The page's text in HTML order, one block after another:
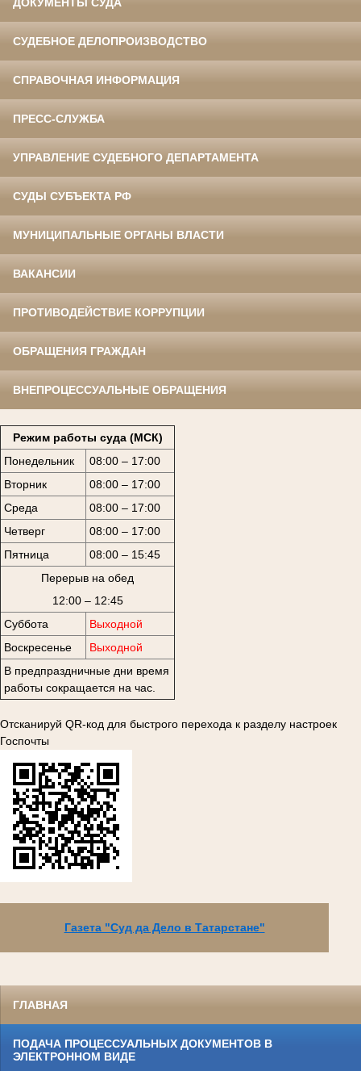
СУДЕБНОЕ ДЕЛОПРОИЗВОДСТВО
СПРАВОЧНАЯ ИНФОРМАЦИЯ
ПРЕСС-СЛУЖБА
УПРАВЛЕНИЕ СУДЕБНОГО ДЕПАРТАМЕНТА
СУДЫ СУБЪЕКТА РФ
МУНИЦИПАЛЬНЫЕ ОРГАНЫ ВЛАСТИ
ВАКАНСИИ
ПРОТИВОДЕЙСТВИЕ КОРРУПЦИИ
ОБРАЩЕНИЯ ГРАЖДАН
ВНЕПРОЦЕССУАЛЬНЫЕ ОБРАЩЕНИЯ
Режим работы суда (МСК)
Понедельник
08:00 – 17:00
Вторник
08:00 – 17:00
Среда
08:00 – 17:00
Четверг
08:00 – 17:00
Пятница
08:00 – 15:45
Перерыв на обед
12:00 – 12:45
Суббота
Выходной
Воскресенье
Выходной
В предпраздничные дни время
работы сокращается на час.
Отсканируй QR-код для быстрого перехода к разделу настроек
Госпочты
Газета "Суд да Дело в Татарстане"
ГЛАВНАЯ
ПОДАЧА ПРОЦЕССУАЛЬНЫХ ДОКУМЕНТОВ В
ЭЛЕКТРОННОМ ВИДЕ